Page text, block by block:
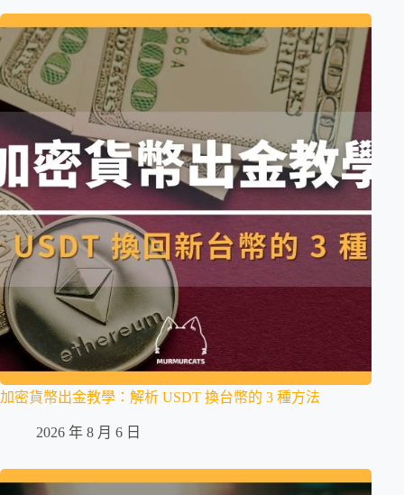
加密貨幣出金教學：解析 USDT 換台幣的 3 種方法
2026 年 8 月 6 日